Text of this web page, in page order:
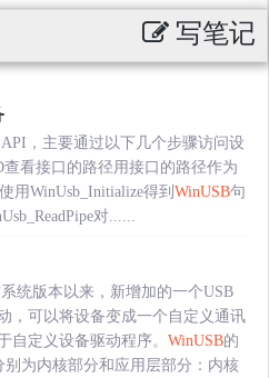
写笔记
，主要通过以下几个步骤访问设
看接口的路径用接口的路径作为
用WinUsb_Initialize得到 WinUSB句
对......
系统版本以来，新增加的一个USB
，可以将设备变成一个自定义通讯
自定义设备驱动程序。 WinUSB的
别为内核部分和应用层部分：内核